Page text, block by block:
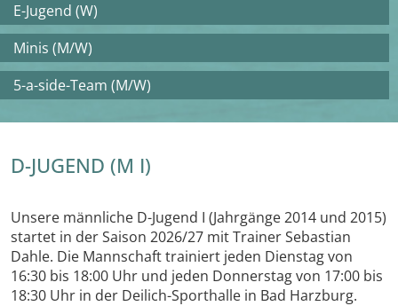
E-Jugend (W)
Minis (M/W)
5-a-side-Team (M/W)
D-JUGEND (M I)
Unsere männliche D-Jugend I (Jahrgänge 2014 und 2015)
startet in der Saison 2026/27 mit Trainer Sebastian
Dahle. Die Mannschaft trainiert jeden Dienstag von
16:30 bis 18:00 Uhr und jeden Donnerstag von 17:00 bis
18:30 Uhr in der Deilich-Sporthalle in Bad Harzburg.